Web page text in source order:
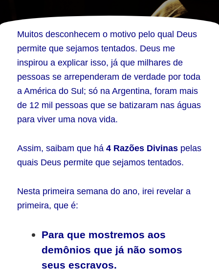
Por
que
Deus
permite
que
sejamos
–
Parte
Muitos desconhecem o motivo pelo qual Deus
permite que sejamos tentados. Deus me
inspirou a explicar isso, já que milhares de
pessoas se arrependeram de verdade por toda
a América do Sul; só na Argentina, foram mais
de 12 mil pessoas que se batizaram nas águas
para viver uma nova vida.
Assim, saibam que há 4 Razões Divinas pelas
quais Deus permite que sejamos tentados.
Nesta primeira semana do ano, irei revelar a
primeira, que é:
Para que mostremos aos
demônios que já não somos
seus escravos.